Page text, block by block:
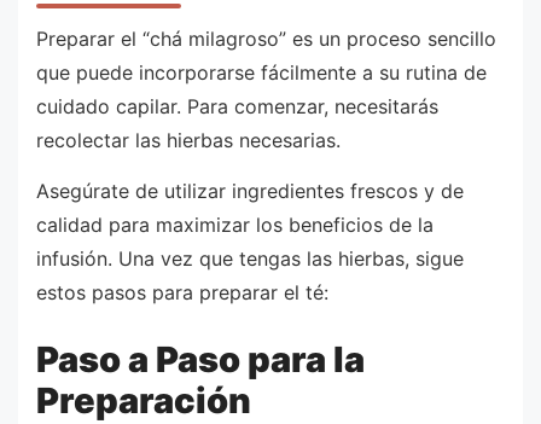
Preparar el “chá milagroso” es un proceso sencillo
que puede incorporarse fácilmente a su rutina de
cuidado capilar. Para comenzar, necesitarás
recolectar las hierbas necesarias.
Asegúrate de utilizar ingredientes frescos y de
calidad para maximizar los beneficios de la
infusión. Una vez que tengas las hierbas, sigue
estos pasos para preparar el té:
Paso a Paso para la
Preparación